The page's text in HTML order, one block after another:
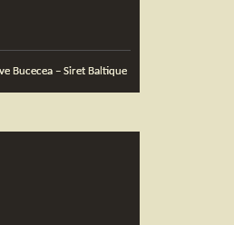
Bucecea – Siret Baltique